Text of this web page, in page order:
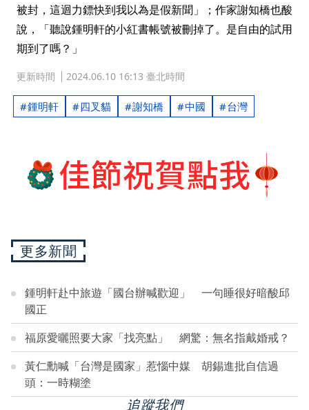
被封，這迴力鏢快到我以為是假新聞」；作家謝知橋也酸
說，「聽說鍾明軒的小紅書帳號被刪掉了。是自由的試用
期到了嗎？」
更新時間 2024.06.10 16:13 臺北時間
鍾明軒 四叉貓 謝知橋 中國 台灣
更多新聞
鍾明軒赴中旅遊「國台辦喊歡迎」 一句睡很好暗酸邱
國正
福原愛曬照要大家「找亮點」 網驚：無名指戴婚戒？
黃仁勳喊「台灣是國家」惹惱中媒 胡錫進批自信過
頭：一時糊塗
追蹤我們